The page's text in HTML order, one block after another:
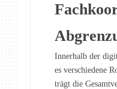
Innerhalb der
es verschiedene
trägt die